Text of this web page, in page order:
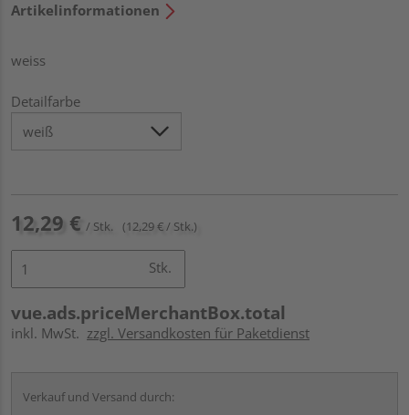
Artikelinformationen
weiss
Detailfarbe
12,29 € / Stk. (12,29 € / Stk.)
Stk.
vue.ads.priceMerchantBox.total
inkl. MwSt. zzgl. Versandkosten für Paketdienst
Verkauf und Versand durch: